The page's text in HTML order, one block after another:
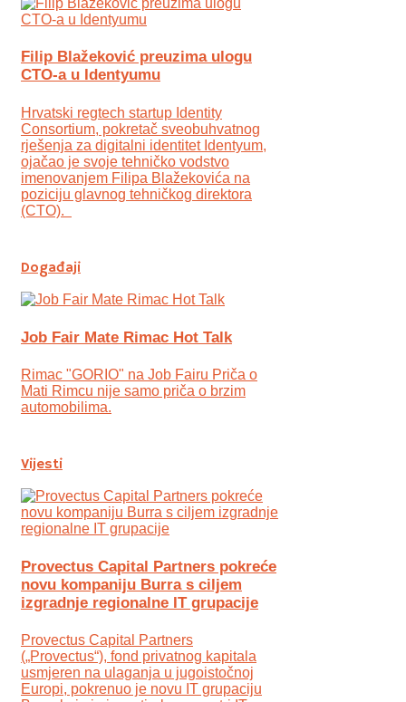
Filip Blažeković preuzima ulogu
CTO-a u Identyumu
Hrvatski regtech startup Identity
Consortium, pokretač sveobuhvatnog
rješenja za digitalni identitet Identyum,
ojаčao je svoje tehničko vodstvo
imenovanjem Filipa Blažekovića na
poziciju glavnog tehničkog direktora
(CTO).
Događaji
Job Fair Mate Rimac Hot Talk
Rimac "GORIO" na Job Fairu Priča o
Mati Rimcu nije samo priča o brzim
automobilima.
Vijesti
Provectus Capital Partners pokreće
novu kompaniju Burra s ciljem
izgradnje regionalne IT grupacije
Provectus Capital Partners
(„Provectus“), fond privatnog kapitala
usmjeren na ulaganja u jugoistočnoj
Europi, pokrenuo je novu IT grupaciju